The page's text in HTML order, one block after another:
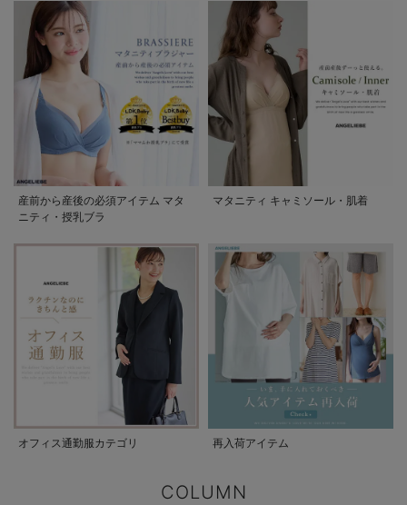
産前から産後の必須アイテム マタ
ニティ・授乳ブラ
マタニティ キャミソール・肌着
オフィス通勤服カテゴリ 再入荷アイテム
COLUMN